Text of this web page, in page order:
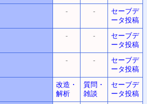
- -
セーブデ
ータ投稿
- -
セーブデ
ータ投稿
- -
セーブデ
ータ投稿
改造・
解析
質問・
雑談
セーブデ
ータ投稿